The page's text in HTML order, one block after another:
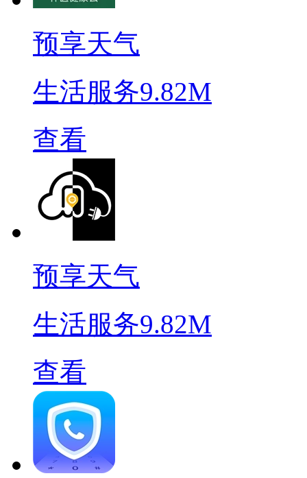
预享天气
生活服务9.82M
查看
预享天气
生活服务9.82M
查看